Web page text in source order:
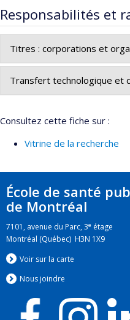
Responsabilités et
Titres : corporations et
Collège des médecins
Association Épiter
Transfert technologique et
informatique appliquées
Surveillance
Consultez cette fiche sur :
Vitrine de la recherche
École de santé
de Montréal
7101, avenue du Parc, 3e étage
Montréal (Québec) H3N 1X9
Voir sur la carte
Nous joindre